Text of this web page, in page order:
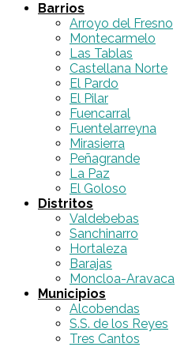
Barrios
Arroyo del Fresno
Montecarmelo
Las Tablas
Castellana Norte
El Pardo
El Pilar
Fuencarral
Fuentelarreyna
Mirasierra
Peñagrande
La Paz
El Goloso
Distritos
Valdebebas
Sanchinarro
Hortaleza
Barajas
Moncloa-Aravaca
Municipios
Alcobendas
S.S. de los Reyes
Tres Cantos